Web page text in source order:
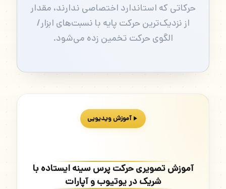
حرکاتی که استاندارد اختصاصی ندارند، مقدار
از نزدیک‌ترین حرکت پایه با نسبت‌های ابزار/
الگوی حرکت تخمین زده می‌شود.
آموزش ویدیویی
آموزش تصویری حرکت پرس سینه ایستاده با
شریک در یوتیوب و آپارات